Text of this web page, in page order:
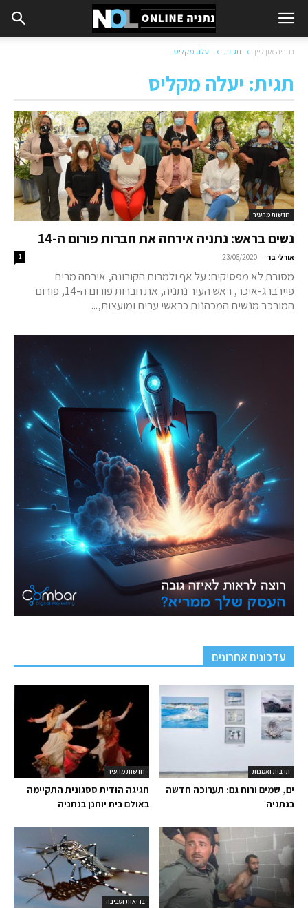
נתניה און ליין תגיות יעלה מקליס
תגית: יעלה מקליס
חדשות מהעיר
נשים בראש: נתניה אירחה את חברות פורום ה-14
אורלי בר -
23/06/2020
1
מסורת לא מפסיקים: על אף ולמרות הקורונה, אירחה מרים
פיירברג-איכר, ראש העיר נתניה, את חברות פורום ה-14, פורום
המורכב מנשים המכהנות כראשי ערים ומועצות,...
עדכונים אחרונים
חדשות מהעיר
חגיגה הודית ססגונית התקיימה
באולם בית יוחנן בנתניה
תרבות ואמנות
ים, שמים ורוח גם: תערוכה חדשה
בנתניה
בריאות וסביבה